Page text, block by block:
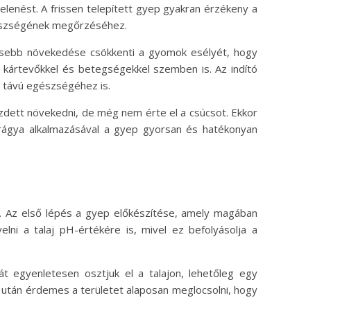
A frissen telepített gyep gyakran érzékeny a
megőrzéséhez.
növekedése csökkenti a gyomok esélyét, hogy
és betegségekkel szemben is. Az indító
egészségéhez is.
növekedni, de még nem érte el a csúcsot. Ekkor
alkalmazásával a gyep gyorsan és hatékonyan
első lépés a gyep előkészítése, amely magában
a talaj pH-értékére is, mivel ez befolyásolja a
egyenletesen osztjuk el a talajon, lehetőleg egy
érdemes a területet alaposan meglocsolni, hogy